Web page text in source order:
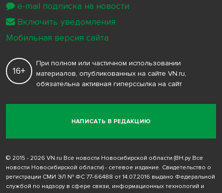
НАПИСАТЬ В РЕДАКЦИЮ
16+
При полном или частичном использовании
материалов, опубликованных на сайте VN.ru,
обязательна активная гиперссылка на сайт
© 2015 - 2026 VN.ru Все новости Новосибирской области (ВН.ру Все
новости Новосибирской области) - сетевое издание. Свидетельство о
регистрации СМИ ЭЛ № ФС 77-66488 от 14.07.2016 выдано Федеральной
службой по надзору в сфере связи, информационных технологий и
e-mail подписка на новости
Включить уведомления
Мобильная версия сайта